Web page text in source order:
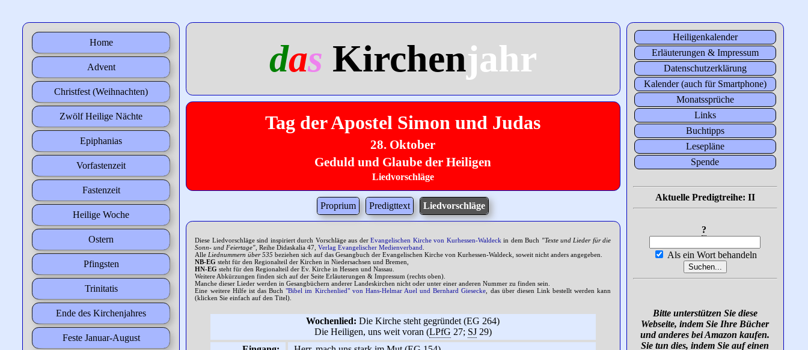
Home
Advent
Christfest (Weihnachten)
Zwölf Heilige Nächte
Epiphanias
Vorfastenzeit
Fastenzeit
Heilige Woche
Ostern
Pfingsten
Trinitatis
Ende des Kirchenjahres
Feste Januar-August
das Kirchenjahr
Tag der Apostel Simon und Judas
28. Oktober
Geduld und Glaube der Heiligen
Liedvorschläge
Proprium Predigttext Liedvorschläge
Diese Liedvorschläge sind inspiriert durch Vorschläge aus derEvangelischen Kirche von Kurhessen-Waldeck in dem Buch "Texte und Lieder für die
Sonn- und Feiertage" , Reihe Didaskalia 47,Verlag Evangelischer Medienverband
Alle Liednummern über 535 beziehen sich auf das Gesangbuch der Evangelischen Kirche von Kurhessen-Waldeck, soweit nicht anders angegeben.
NB-EG steht für den Regionalteil der Kirchen in Niedersachsen und Bremen,
HN-EG steht für den Regionalteil der Ev. Kirche in Hessen und Nassau.
Weitere Abkürzungen finden sich auf der Seite Erläuterungen & Impressum (rechts oben).
Manche dieser Lieder werden in Gesangbüchern anderer Landeskirchen nicht oder unter einer anderen Nummer zu finden sein.
Eine weitere Hilfe ist das Buch"Bibel im Kirchenlied" von Hans-Helmar Auel und Bernhard Giesecke , das über diesen Link bestellt werden kann
(klicken Sie einfach auf den Titel).
Wochenlied: Die Kirche steht gegründet (EG 264)
Die Heiligen, uns weit voran (LPfG 27; SJ29)
Heiligenkalender
Erläuterungen & Impressum
Datenschutzerklärung
Kalender (auch für Smartphone)
Monatssprüche
Links
Buchtipps
Lesepläne
Spende
Aktuelle Predigtreihe: II
?
Als ein Wort behandeln
Bitte unterstützen Sie diese
Webseite, indem Sie Ihre Bücher
und anderes bei Amazon kaufen.
Sie tun dies, indem Sie auf einen